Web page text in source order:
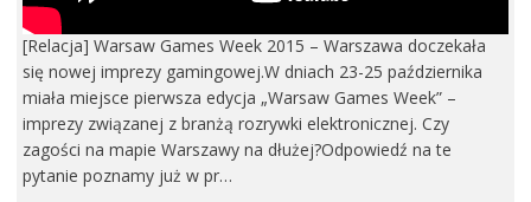
[Relacja] Warsaw Games Week 2015 – Warszawa doczekała
się nowej imprezy gamingowej.W dniach 23-25 października
miała miejsce pierwsza edycja „Warsaw Games Week” –
imprezy związanej z branżą rozrywki elektronicznej. Czy
zagości na mapie Warszawy na dłużej?Odpowiedź na te
pytanie poznamy już w pr…